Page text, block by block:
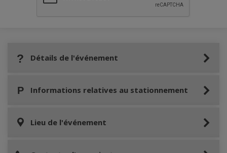
Détails de l'événement
Informations relatives au stationnement
Lieu de l'événement